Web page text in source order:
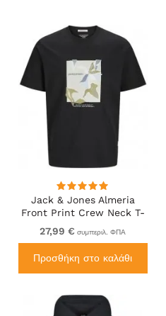
Jack & Jones Almeria
Front Print Crew Neck T-
Shirt Black
27,99 € συμπεριλ. ΦΠΑ
Προσθήκη στο καλάθι